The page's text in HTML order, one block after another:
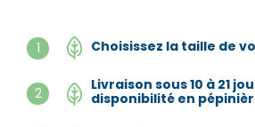
1 Choisissez la taille de
2
Livraison sous 10 à 21
disponibilité en